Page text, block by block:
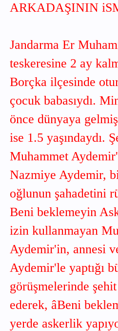
ARKADAŞININ
Jandarma Er
teskeresine 2 ay
Borçka ilçesinde
çocuk babasıydı.
önce dünyaya
ise 1.5 yaşındaydı.
Muhammet
Nazmiye Aydemir,
oğlunun şahadetini
Beni beklemeyin
izin kullanmayan
Aydemir'in, annesi
Aydemir'le yaptığı
görüşmelerinde
ederek, âBeni
yerde askerlik